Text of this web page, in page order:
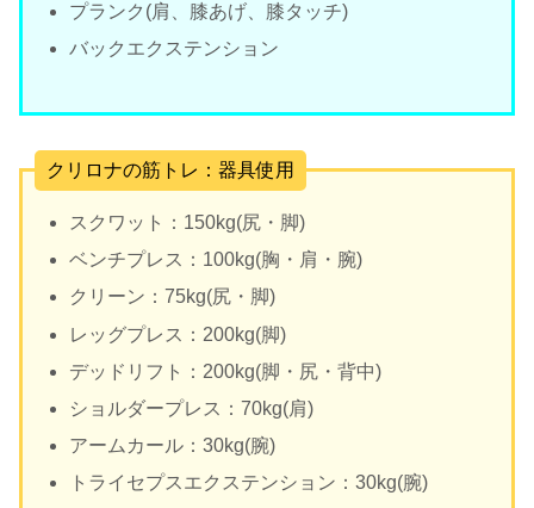
プランク(肩、膝あげ、膝タッチ)
バックエクステンション
クリロナの筋トレ：器具使用
スクワット：150kg(尻・脚)
ベンチプレス：100kg(胸・肩・腕)
クリーン：75kg(尻・脚)
レッグプレス：200kg(脚)
デッドリフト：200kg(脚・尻・背中)
ショルダープレス：70kg(肩)
アームカール：30kg(腕)
トライセプスエクステンション：30kg(腕)